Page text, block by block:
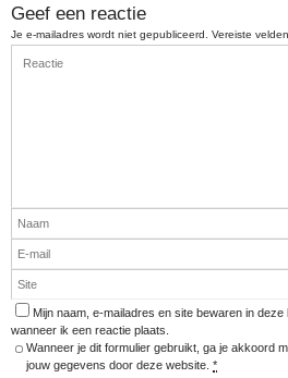
Geef een reactie
Je e-mailadres wordt niet gepubliceerd. Vereiste
Mijn naam, e-mailadres en site bewaren in
wanneer ik een reactie plaats.
Wanneer je dit formulier gebruikt, ga je akkoord
jouw gegevens door deze website.*